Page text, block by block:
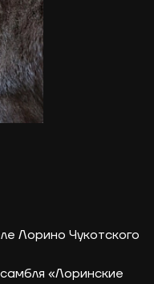
Лорино Чукотского
«Лоринские